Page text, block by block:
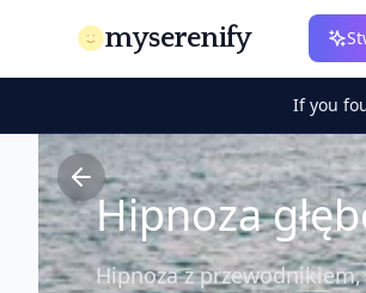
myserenify
If you
Hipnoza
Hipnoza z